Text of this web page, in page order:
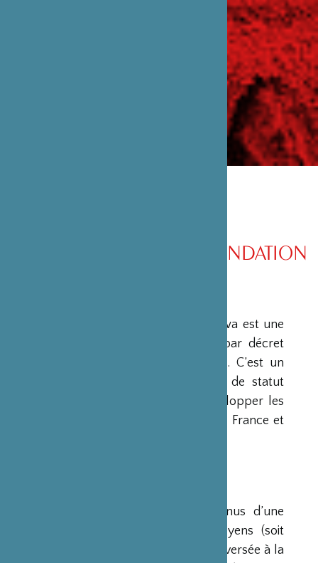
PRÉSENTATION DE LA FONDATION
La Fondation Franco-Japonaise Sasakawa est une
fondation reconnue d’utilité publique par décret
du Premier Ministre du 23 mars 1990. C’est un
organisme privé, sans but lucratif et de statut
français, qui a pour mission de « développer les
relations culturelles et d’amitié entre la France et
Ses ressources proviennent des revenus d’une
dotation initiale de trois milliards de yens (soit
environ 20 millions d’euros à l’époque) versée à la